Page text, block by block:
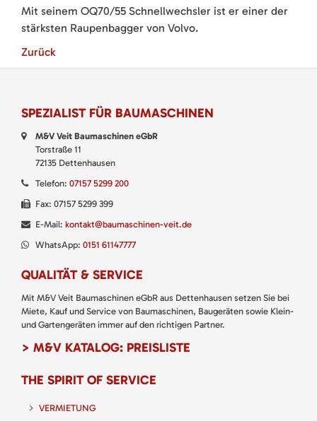
Mit seinem OQ70/55 Schnellwechsler ist er einer der
stärksten Raupenbagger von Volvo.
Zurück
SPEZIALIST FÜR BAUMASCHINEN
M&V Veit Baumaschinen eGbR
Torstraße 11
72135 Dettenhausen
Telefon: 07157 5299 200
Fax: 07157 5299 399
E-Mail: kontakt@baumaschinen-veit.de
WhatsApp: 0151 61147777
QUALITÄT & SERVICE
Mit M&V Veit Baumaschinen eGbR aus Dettenhausen setzen Sie bei
Miete, Kauf und Service von Baumaschinen, Baugeräten sowie Klein-
und Gartengeräten immer auf den richtigen Partner.
> M&V KATALOG: PREISLISTE
THE SPIRIT OF SERVICE
VERMIETUNG